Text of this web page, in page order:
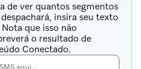
de ver quantos segmentos
insira seu texto
que isso não
o resultado de
Conectado.